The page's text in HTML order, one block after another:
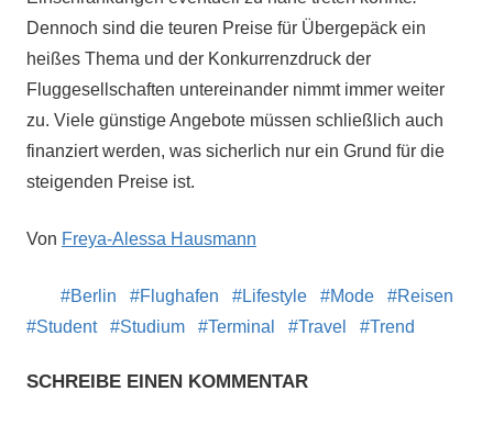
Dennoch sind die teuren Preise für Übergepäck ein
heißes Thema und der Konkurrenzdruck der
Fluggesellschaften untereinander nimmt immer weiter
zu. Viele günstige Angebote müssen schließlich auch
finanziert werden, was sicherlich nur ein Grund für die
steigenden Preise ist.
Von Freya-Alessa Hausmann
Berlin Flughafen Lifestyle Mode
Reisen
Student
Studium Terminal Travel Trend
SCHREIBE EINEN KOMMENTAR